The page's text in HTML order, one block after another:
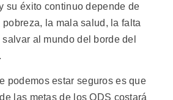
su éxito continuo depende de
la mala salud, la falta
al mundo del borde del
podemos estar seguros es que
las metas de los ODS costará